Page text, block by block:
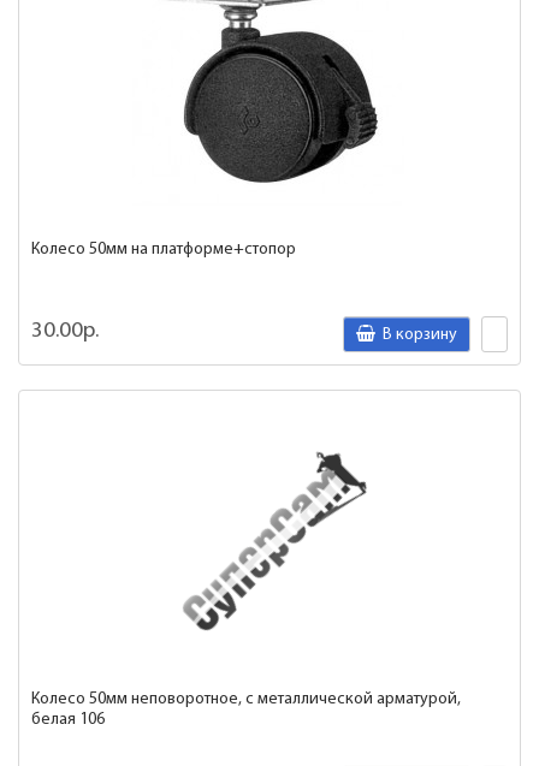
Колесо 50мм на платформе+стопор
30.00р. В корзину
Колесо 50мм неповоротное, с металлической арматурой,
белая 106